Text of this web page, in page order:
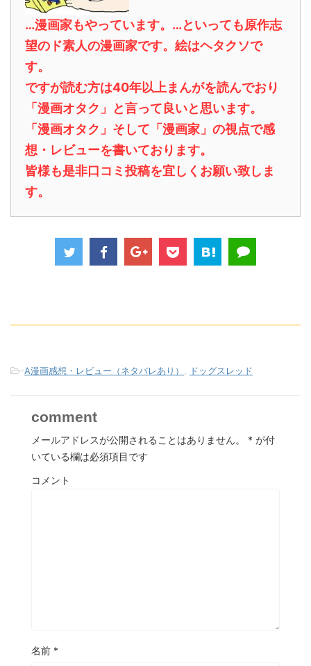
…漫画家もやっています。…といっても原作志
望のド素人の漫画家です。絵はヘタクソで
す。
ですが読む方は40年以上まんがを読んでおり
「漫画オタク」と言って良いと思います。
「漫画オタク」そして「漫画家」の視点で感
想・レビューを書いております。
皆様も是非口コミ投稿を宜しくお願い致しま
す。
-A漫画感想・レビュー（ネタバレあり） ドッグスレッド
comment
メールアドレスが公開されることはありません。 * が付
いている欄は必須項目です
コメント
名前 *